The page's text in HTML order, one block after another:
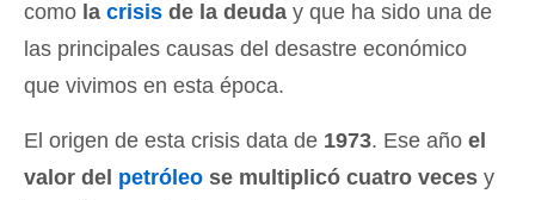
como la crisis de la deuda y que ha sido una de
las principales causas del desastre económico
que vivimos en esta época.
El origen de esta crisis data de 1973. Ese año el
valor del petróleo se multiplicó cuatro veces y